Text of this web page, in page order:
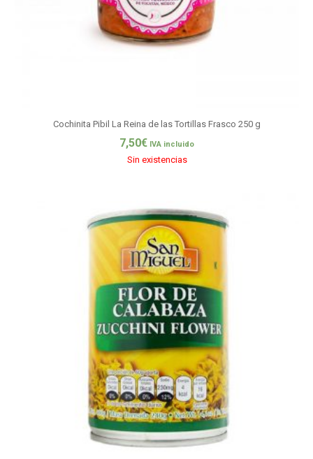
Cochinita Pibil La Reina de las Tortillas Frasco 250 g
7,50€ IVA incluido
Sin existencias